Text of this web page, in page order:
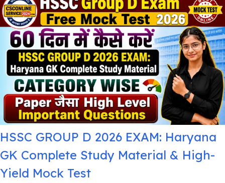
HSSC GROUP D 2026 EXAM: Haryana
GK Complete Study Material & High-
Yield Mock Test